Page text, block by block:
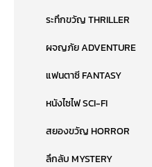
ระทึกขวัญ THRILLER
ผจญภัย ADVENTURE
แฟนตาซี FANTASY
หนังไซไฟ SCI-FI
สยองขวัญ HORROR
ลึกลับ MYSTERY